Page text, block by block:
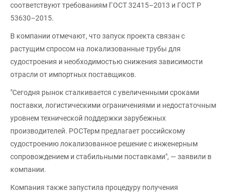
соответствуют требованиям ГОСТ 32415–2013 и ГОСТ Р
53630–2015.
В компании отмечают, что запуск проекта связан с
растущим спросом на локализованные трубы для
судостроения и необходимостью снижения зависимости
отрасли от импортных поставщиков.
"Сегодня рынок сталкивается с увеличенными сроками
поставки, логистическими ограничениями и недостаточным
уровнем технической поддержки зарубежных
производителей. РОСТерм предлагает российскому
судостроению локализованное решение с инженерным
сопровождением и стабильными поставками", — заявили в
компании.
Компания также запустила процедуру получения